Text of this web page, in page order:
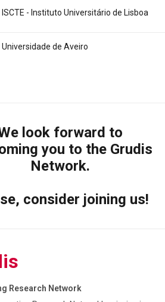
ISCTE - Instituto Universitário de Lisboa
Universidade de Aveiro
look forward to
you to the Grudis
Network.
consider joining us!
Research Network